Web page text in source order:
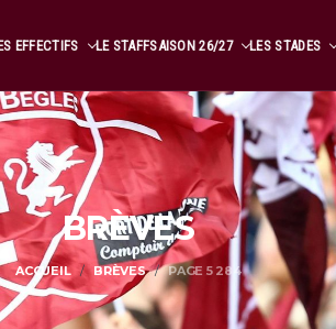
EFFECTIFS LE STAFFSAISON 26/27 LES STADES
BRÈVES
ACCUEIL BRÈVES PAGE 5 284